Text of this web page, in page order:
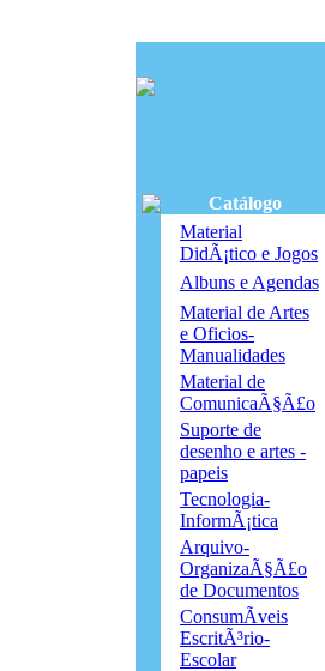
Catálogo
Material
DidÃ¡tico e Jogos
Albuns e Agendas
Material de Artes
e Oficios-
Manualidades
Material de
ComunicaÃ§Ã£o
Suporte de
desenho e artes -
papeis
Tecnologia-
InformÃ¡tica
Arquivo-
OrganizaÃ§Ã£o
de Documentos
ConsumÃ­veis
EscritÃ³rio-
Escolar